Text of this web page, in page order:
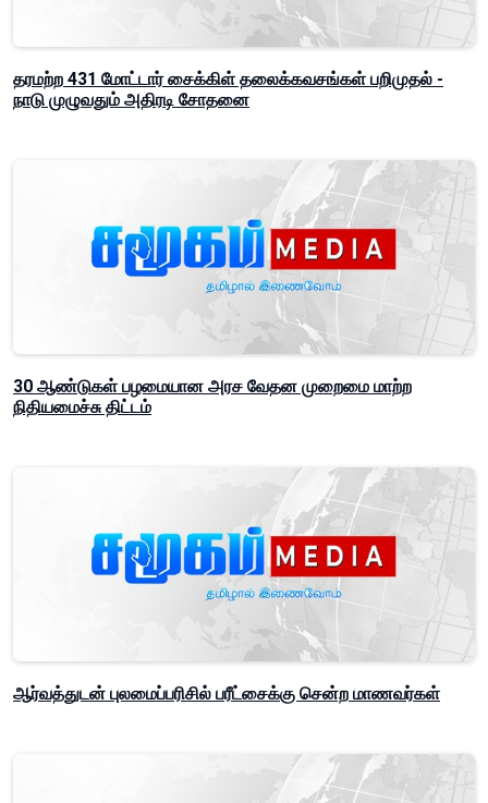
தரமற்ற 431 மோட்டார் சைக்கிள் தலைக்கவசங்கள் பறிமுதல் -
நாடு முழுவதும் அதிரடி சோதனை
30 ஆண்டுகள் பழமையான அரச வேதன முறைமை மாற்ற
நிதியமைச்சு திட்டம்
ஆர்வத்துடன் புலமைப்பரிசில் பரீட்சைக்கு சென்ற மாணவர்கள்